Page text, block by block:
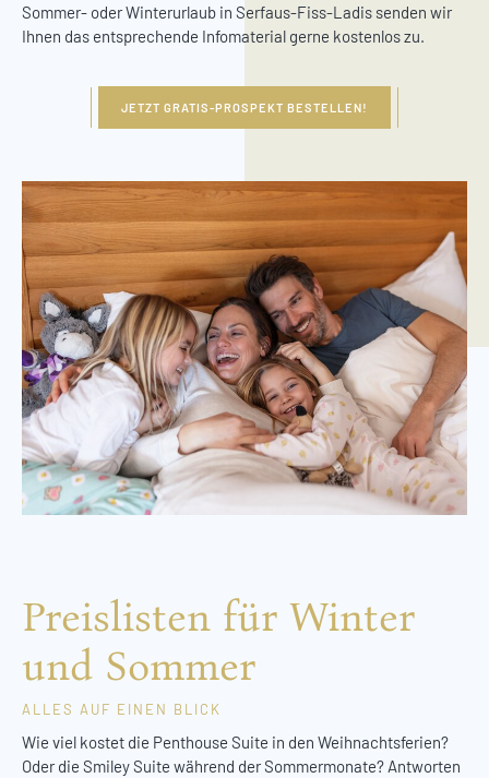
Sommer- oder Winterurlaub in Serfaus-Fiss-Ladis senden wir
Ihnen das entsprechende Infomaterial gerne kostenlos zu.
JETZT GRATIS-PROSPEKT BESTELLEN!
Preislisten für Winter
und Sommer
ALLES AUF EINEN BLICK
Wie viel kostet die Penthouse Suite in den Weihnachtsferien?
Oder die Smiley Suite während der Sommermonate? Antworten